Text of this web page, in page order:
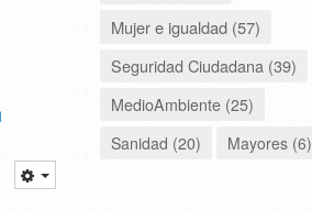
Mujer e igualdad (57)
Seguridad Ciudadana (39)
MedioAmbiente (25)
Sanidad (20)
Mayores (6)